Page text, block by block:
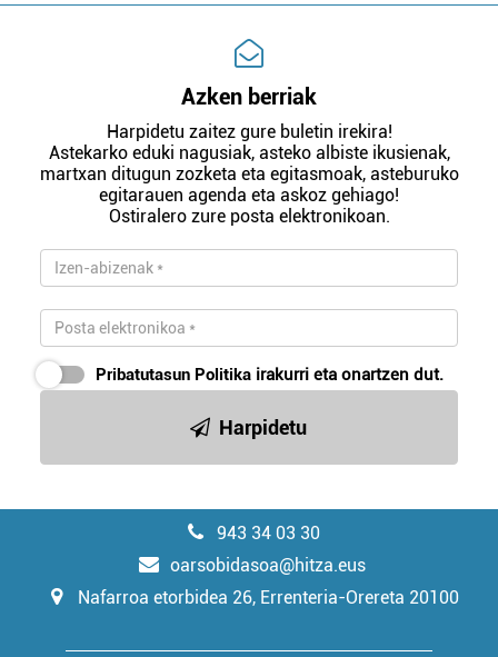
Azken berriak
Harpidetu zaitez gure buletin irekira!
Astekarko eduki nagusiak, asteko albiste ikusienak,
martxan ditugun zozketa eta egitasmoak, asteburuko
egitarauen agenda eta askoz gehiago!
Ostiralero zure posta elektronikoan.
Pribatutasun Politika irakurri eta onartzen dut.
Harpidetu
943 34 03 30
oarsobidasoa@hitza.eus
Nafarroa etorbidea 26, Errenteria-Orereta 20100